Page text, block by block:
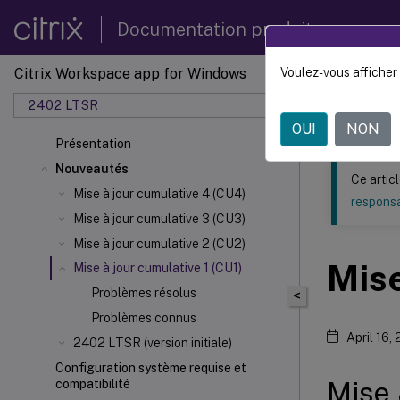
Documentation produit
Citrix Workspace app for Windows
2402 LTSR
Présentation
Nouveautés
Mise à jour cumulative 4 (CU4)
Mise à jour cumulative 3 (CU3)
Mise à jour cumulative 2 (CU2)
Mise à jour cumulative 1 (CU1)
Problèmes résolus
Problèmes connus
2402 LTSR (version initiale)
Configuration système requise et
compatibilité
Ce contenu a
<
Ce
April 16,
Mise
Voulez-vous
OUI NON